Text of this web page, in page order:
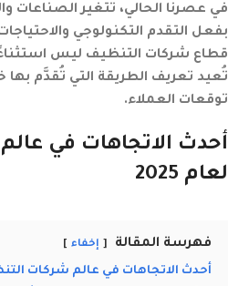
في عصرنا الحالي، تتغير
بفعل التقدم التكنولوجي
قطاع شركات التنظيف ليس
تُعيد تعريف الطريقة التي تُقدَّم بها
توقعات العملاء.
أحدث الاتجاهات في
لعام 2025
فهرسة المقالة إخفاء
أحدث الاتجاهات في عالم شركات